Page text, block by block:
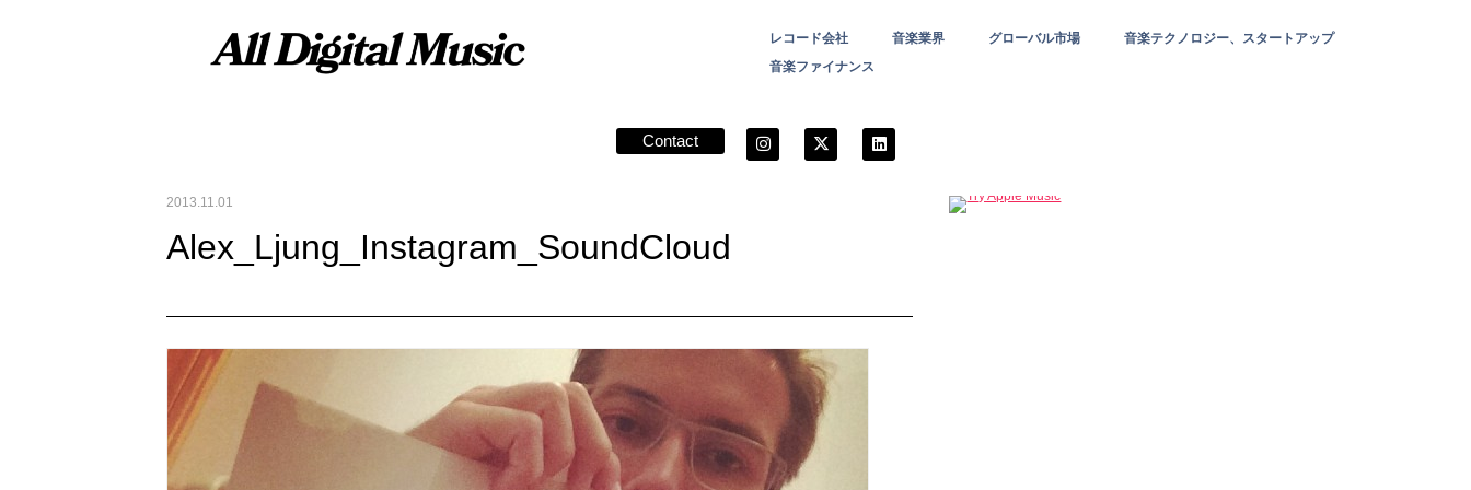
レコード会社 音楽業界 グローバル市場
音楽テクノロジー、スタートアップ
音楽ファイナンス
Contact
2013.11.01
Alex_Ljung_Instagram_SoundCloud